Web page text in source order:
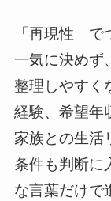
「再現性」
一気に決めず
整理しやすく
経験、希望年
家族との生活
条件も判断に
な言葉だけで